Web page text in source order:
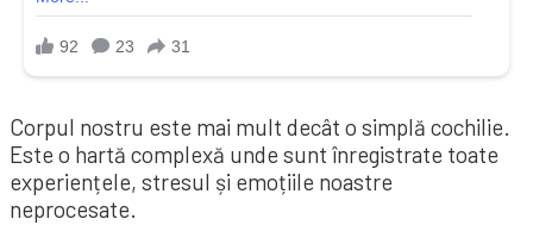
Corpul nostru este mai mult decât o simplă cochilie.
Este o hartă complexă unde sunt înregistrate toate
experiențele, stresul și emoțiile noastre
neprocesate.